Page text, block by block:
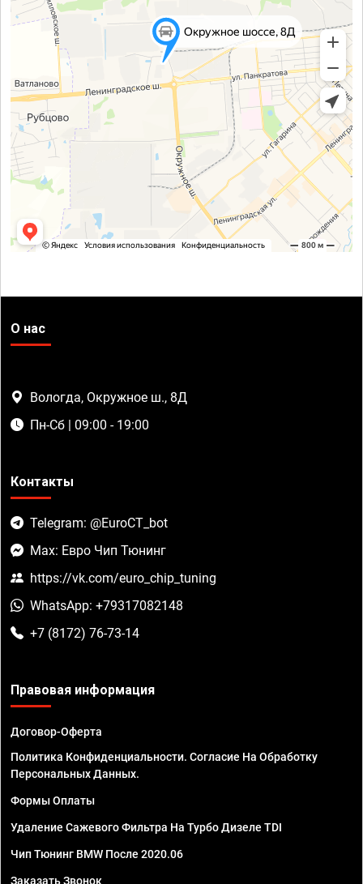
О нас
Вологда, Окружное ш., 8Д
Пн-Сб | 09:00 - 19:00
Контакты
Telegram: @EuroCT_bot
Max: Евро Чип Тюнинг
https://vk.com/euro_chip_tuning
WhatsApp: +79317082148
+7 (8172) 76-73-14
Правовая информация
Договор-Оферта
Политика Конфиденциальности. Согласие На Обработку
Персональных Данных.
Формы Оплаты
Удаление Сажевого Фильтра На Турбо Дизеле TDI
Чип Тюнинг BMW После 2020.06
Заказать Звонок